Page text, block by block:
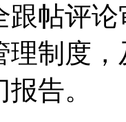
跟帖评
理制度
告。